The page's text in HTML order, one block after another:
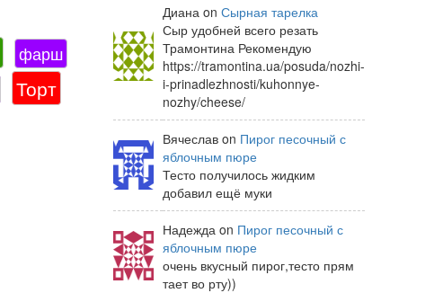
фарш
Торт
Диана on Сырная тарелка
Сыр удобней всего резать
Трамонтина Рекомендую
https://tramontina.ua/posuda/nozhi-
i-prinadlezhnosti/kuhonnye-
nozhy/cheese/
Вячеслав on Пирог песочный с
яблочным пюре
Тесто получилось жидким
добавил ещё муки
Надежда on Пирог песочный с
яблочным пюре
очень вкусный пирог,тесто прям
тает во рту))